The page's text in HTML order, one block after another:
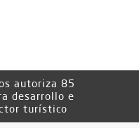
autoriza 85
desarrollo e
turístico